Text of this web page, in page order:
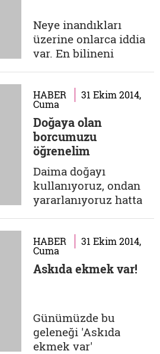
karakteri, bu sebeple
uzunca bir müddettir
konuşuyoruz...
Neye inandıkları
üzerine onlarca iddia
var. En bilineni
tamamına yakını
bugünkü Türkiye
topraklarında
yaşarken, özellikle
son yüzyılda maruz
kaldıkları çeşitli
baskılar sonucu
zoraki göçlerle
değişik coğrafyalara...
HABER 31 Ekim 2014,
Cuma
Doğaya olan
borcumuzu
öğrenelim
Daima doğayı
kullanıyoruz, ondan
yararlanıyoruz hatta
olmadığımız sürece
kaynaklarımız yok
olmaya mahkûm
çok basit. Doğaya
bıraktığınız karbon
miktarını öğrenip, ne
HABER 31 Ekim 2014,
Cuma
Askıda ekmek var!
Günümüzde bu
geleneği 'Askıda
ekmek var'